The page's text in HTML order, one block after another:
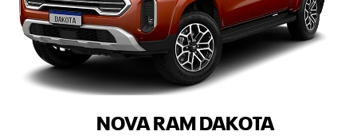
NOVA RAM DAKOTA